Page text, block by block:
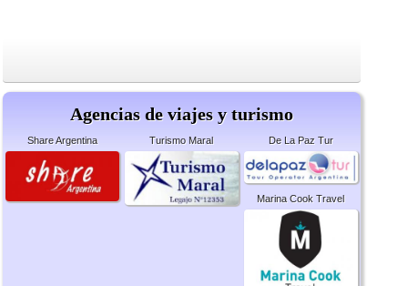
Agencias de viajes y turismo
Share Argentina Turismo Maral De La Paz Tur
Marina Cook Travel